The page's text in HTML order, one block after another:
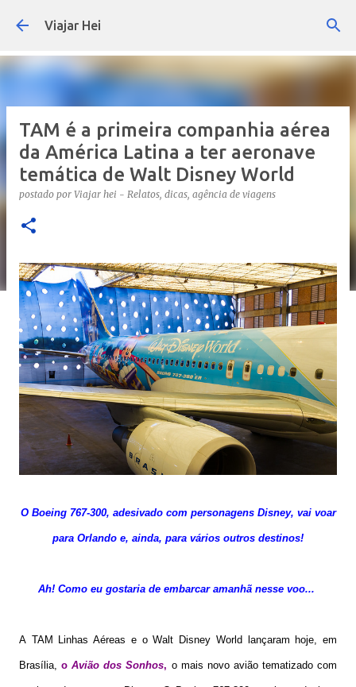
Pular para o conteúdo principal
Viajar Hei
TAM é a primeira companhia aérea
da América Latina a ter aeronave
temática de Walt Disney World
postado por Viajar hei - Relatos, dicas, agência de viagens
O Boeing 767-300, adesivado com personagens Disney, vai voar
para Orlando e, ainda, para vários outros destinos!
Ah! Como eu gostaria de embarcar amanhã nesse voo...
A TAM Linhas Aéreas e o Walt Disney World lançaram hoje, em
Brasília,oAvião dos Sonhos, o mais novo avião tematizado com